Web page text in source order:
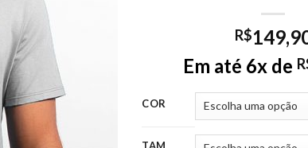
R$
Em até 6x de
COR
TAM